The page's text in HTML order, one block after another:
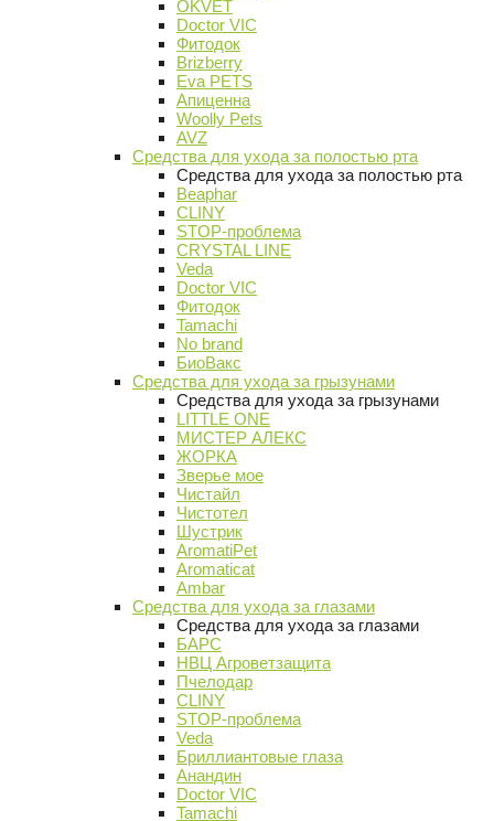
OKVET
Doctor VIC
Фитодок
Brizberry
Eva PETS
Апиценна
Woolly Pets
AVZ
Средства для ухода за полостью рта
Средства для ухода за полостью рта
Beaphar
CLINY
STOP-проблема
CRYSTAL LINE
Veda
Doctor VIC
Фитодок
Tamachi
No brand
БиоВакс
Средства для ухода за грызунами
Средства для ухода за грызунами
LITTLE ONE
МИСТЕР АЛЕКС
ЖОРКА
Зверье мое
Чистайл
Чистотел
Шустрик
AromatiPet
Aromaticat
Ambar
Средства для ухода за глазами
Средства для ухода за глазами
БАРС
НВЦ Агроветзащита
Пчелодар
CLINY
STOP-проблема
Veda
Бриллиантовые глаза
Анандин
Doctor VIC
Tamachi